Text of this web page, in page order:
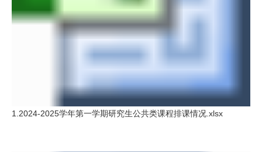
1.2024-2025学年第一学期研究生公共类课程排课情况.xlsx